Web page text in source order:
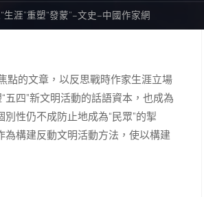
涯”重塑“發蒙”–文史–中國作家網
點的文章，以反思戰時作家生涯立場
五四”新文明活動的話語資本，也成為
性仍不成防止地成為“民眾”的掣
為構建反動文明活動方法，使以構建